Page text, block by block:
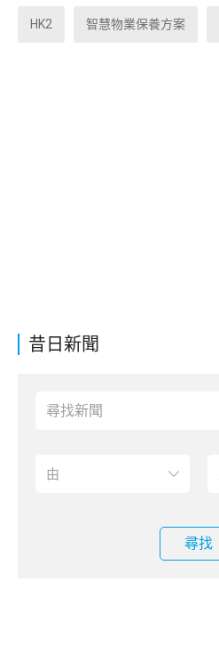
昔日新聞
尋找
HK2 智慧物業保養方案